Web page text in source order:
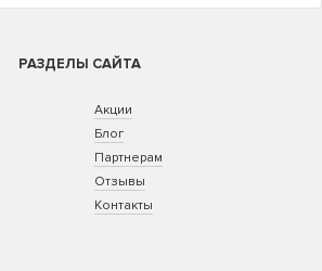
РАЗДЕЛЫ САЙТА
Акции
Блог
Партнерам
Отзывы
Контакты